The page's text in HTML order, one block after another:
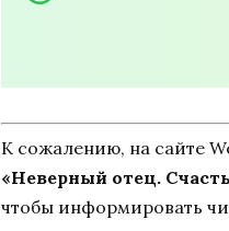
К сожалению, на сайте
«Неверный отец.
чтобы информировать